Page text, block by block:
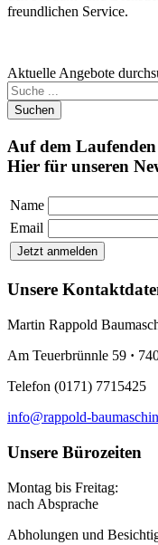
freundlichen Service.
Aktuelle Angebote
Suchen
Auf dem
Hier für unseren
Name
Email
Unsere
Martin Rappold
Am Teuerbrünnle 59 ·
Telefon (0171) 7715425
info@rappold-
Unsere Bürozeiten
Montag bis Freitag:
nach Absprache
Abholungen und